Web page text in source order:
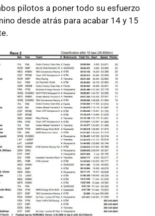
pilotos a poner todo su esfuerzo
desde atrás para acabar 14 y 15